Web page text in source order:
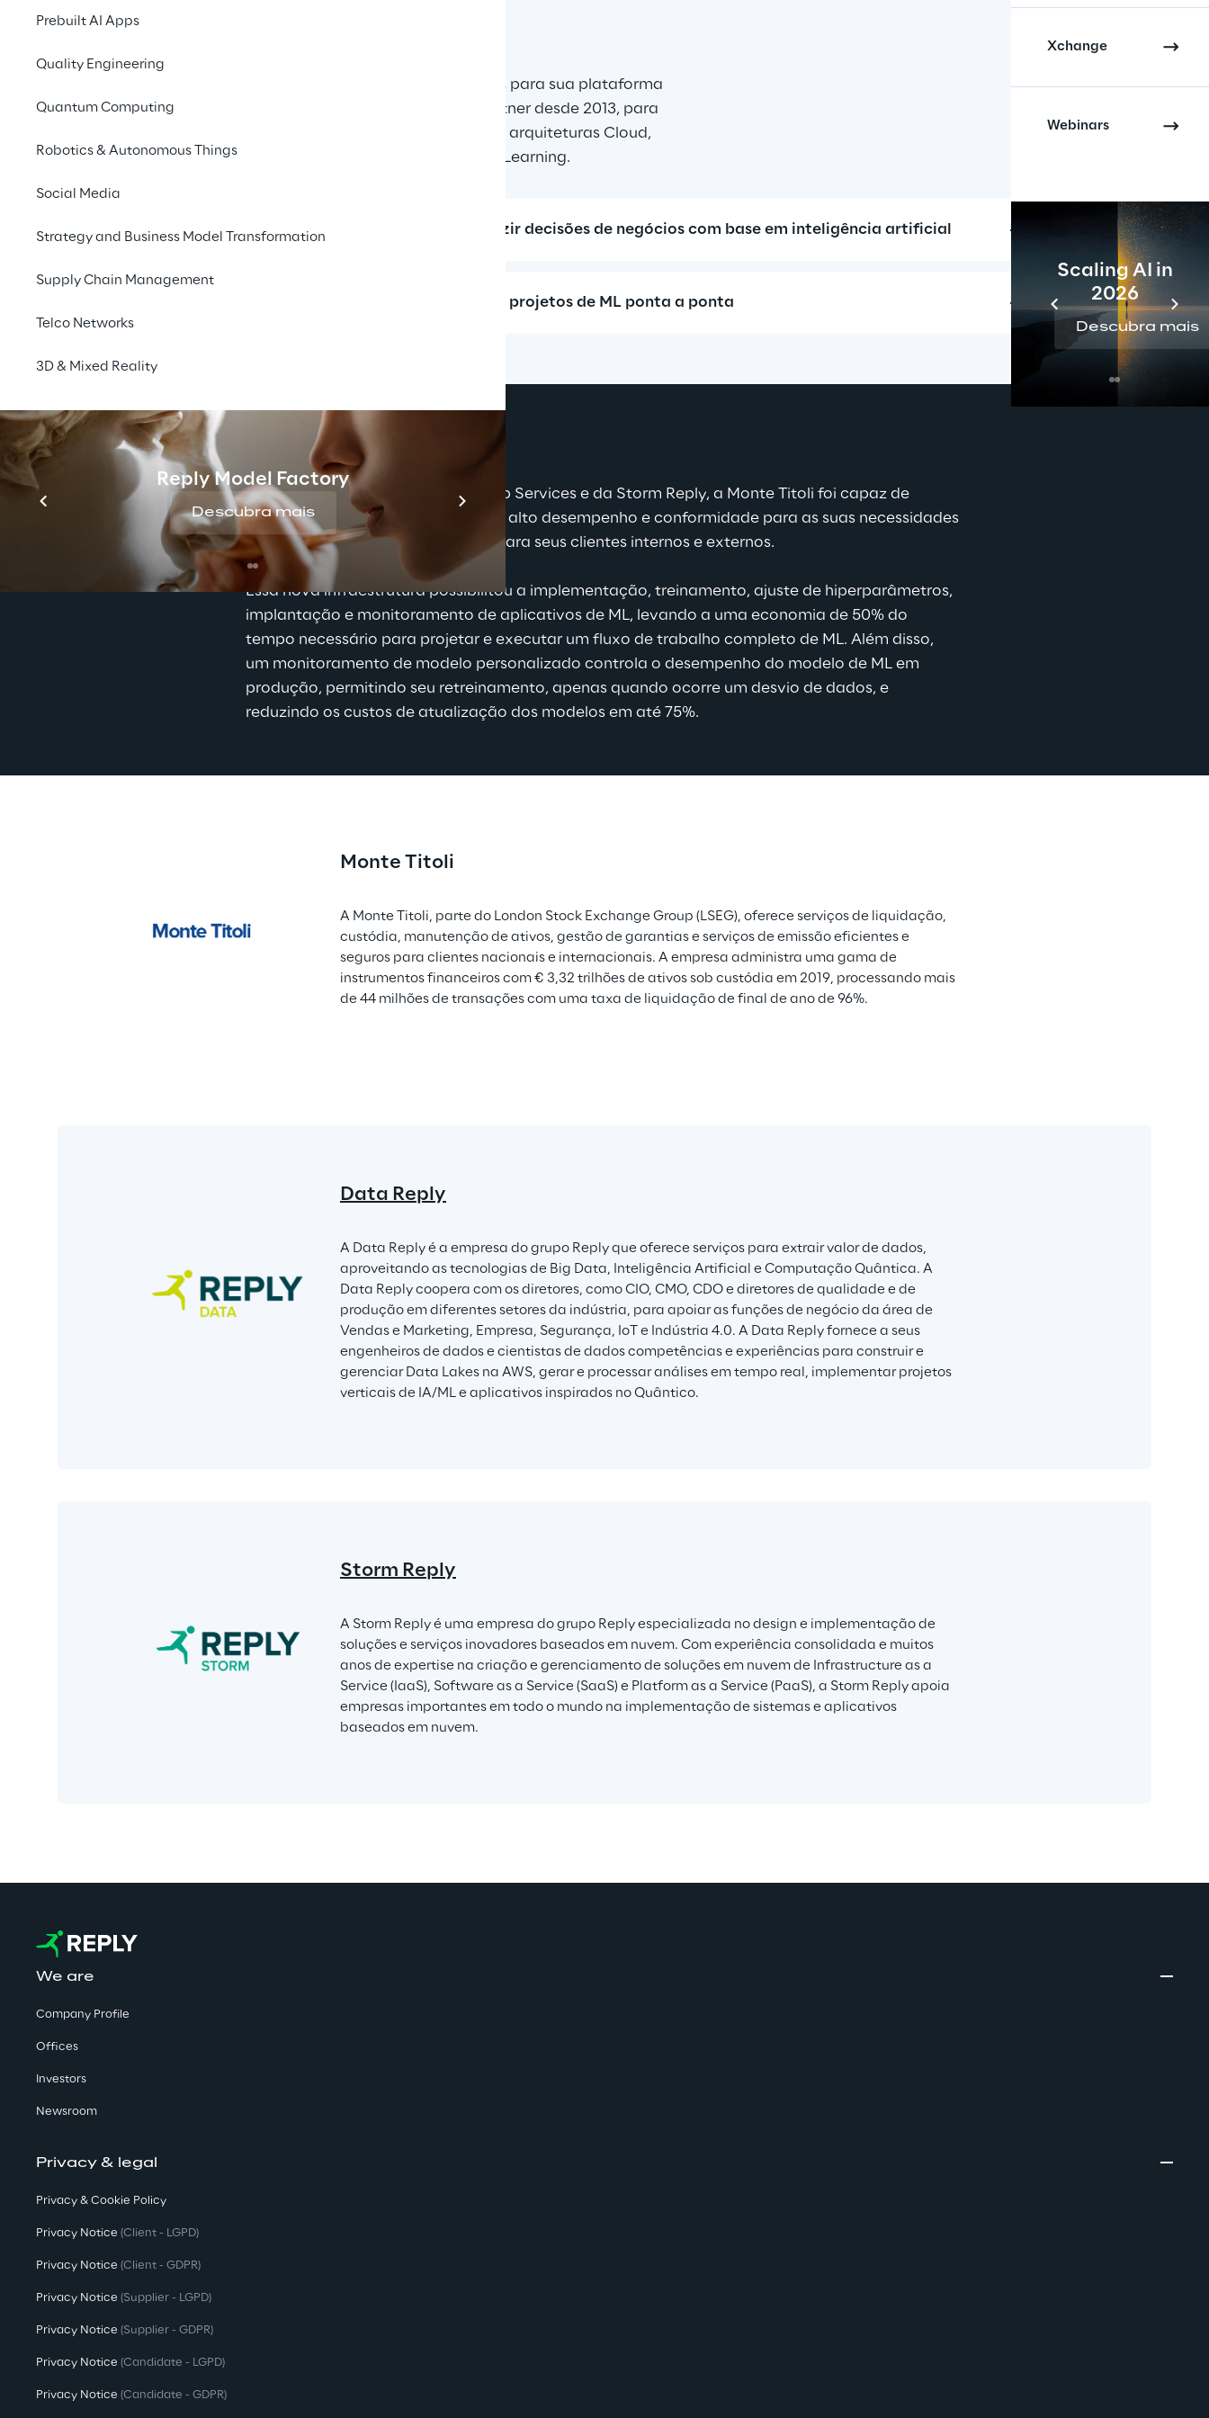
Prebuilt AI Apps
Quality Engineering
Quantum Computing
Robotics & Autonomous Things
Social Media
Strategy and Business Model Transformation
Supply Chain Management
Telco Networks
3D & Mixed Reality
Reply Model Factory
Descubra mais Descubra mais
Xchange
Webinars
Scaling AI in
2026
Descubra mais
A Monte Titoli optou pela Amazon Web Services para sua plataforma
Cloud e pela Reply, AWS Premier Consulting Partner desde 2013, para
definir e desenvolver a estratégia de adoção de arquiteturas Cloud,
governança de recursos e modelos de Machine Learning.
Uma arquitetura de Data Lake para conduzir decisões de negócios com base em inteligência artificial
Plataforma de ML para projetar e executar projetos de ML ponta a ponta
Os resultados
Com a experiência da Amazon Web Services e da Storm Reply, a Monte Titoli foi capaz de
projetar e fornecer uma solução de alto desempenho e conformidade para as suas necessidades
de negócio, maximizando o valor para seus clientes internos e externos.
Essa nova infraestrutura possibilitou a implementação, treinamento, ajuste de hiperparâmetros,
implantação e monitoramento de aplicativos de ML, levando a uma economia de 50% do
tempo necessário para projetar e executar um fluxo de trabalho completo de ML. Além disso,
um monitoramento de modelo personalizado controla o desempenho do modelo de ML em
produção, permitindo seu retreinamento, apenas quando ocorre um desvio de dados, e
reduzindo os custos de atualização dos modelos em até 75%.
Monte Titoli
A Monte Titoli, parte do London Stock Exchange Group (LSEG), oferece serviços de liquidação,
custódia, manutenção de ativos, gestão de garantias e serviços de emissão eficientes e
seguros para clientes nacionais e internacionais. A empresa administra uma gama de
instrumentos financeiros com € 3,32 trilhões de ativos sob custódia em 2019, processando mais
de 44 milhões de transações com uma taxa de liquidação de final de ano de 96%.
Data Reply
A Data Reply é a empresa do grupo Reply que oferece serviços para extrair valor de dados,
aproveitando as tecnologias de Big Data, Inteligência Artificial e Computação Quântica. A
Data Reply coopera com os diretores, como CIO, CMO, CDO e diretores de qualidade e de
produção em diferentes setores da indústria, para apoiar as funções de negócio da área de
Vendas e Marketing, Empresa, Segurança, IoT e Indústria 4.0. A Data Reply fornece a seus
engenheiros de dados e cientistas de dados competências e experiências para construir e
gerenciar Data Lakes na AWS, gerar e processar análises em tempo real, implementar projetos
verticais de IA/ML e aplicativos inspirados no Quântico.
Storm Reply
A Storm Reply é uma empresa do grupo Reply especializada no design e implementação de
soluções e serviços inovadores baseados em nuvem. Com experiência consolidada e muitos
anos de expertise na criação e gerenciamento de soluções em nuvem de Infrastructure as a
Service (IaaS), Software as a Service (SaaS) e Platform as a Service (PaaS), a Storm Reply apoia
empresas importantes em todo o mundo na implementação de sistemas e aplicativos
baseados em nuvem.
We are
Company Profile
Offices
Investors
Newsroom
Privacy & legal
Privacy & Cookie Policy
Privacy Notice (Client - LGPD)
Privacy Notice (Client - GDPR)
Privacy Notice (Supplier - LGPD)
Privacy Notice (Supplier - GDPR)
Privacy Notice (Candidate - LGPD)
Privacy Notice (Candidate - GDPR)